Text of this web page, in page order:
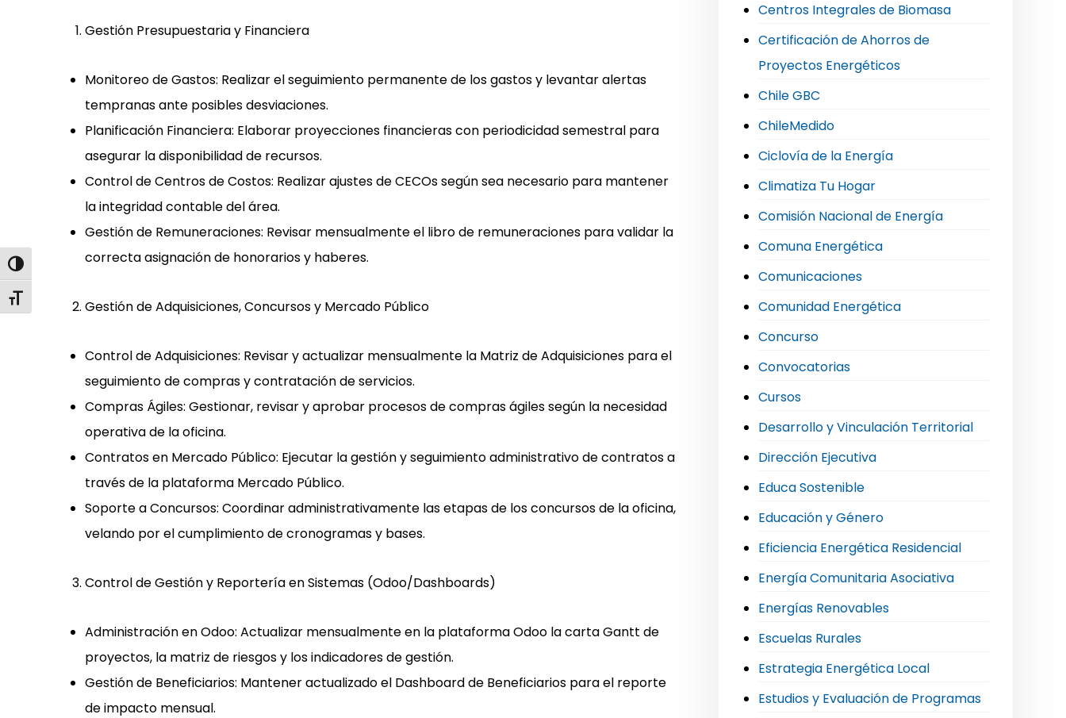
Alternar alto contraste
Alternar tamaño de letra
Gestión Presupuestaria y Financiera
Monitoreo de Gastos: Realizar el seguimiento permanente de los gastos y levantar alertas
tempranas ante posibles desviaciones.
Planificación Financiera: Elaborar proyecciones financieras con periodicidad semestral para
asegurar la disponibilidad de recursos.
Control de Centros de Costos: Realizar ajustes deCECOssegún sea necesario para mantener
la integridad contable del área.
Gestión de Remuneraciones: Revisar mensualmente el libro de remuneraciones para validar la
correcta asignación de honorarios y haberes.
Gestión de Adquisiciones, Concursos y Mercado Público
Control de Adquisiciones: Revisar y actualizar mensualmente la Matriz de Adquisiciones para el
seguimiento de compras y contratación de servicios.
Compras Ágiles: Gestionar, revisar y aprobar procesos decompras ágilessegún la necesidad
operativa de la oficina.
Contratos en Mercado Público: Ejecutar la gestión y seguimiento administrativo de contratos a
través de la plataforma Mercado Público.
Soporte a Concursos: Coordinar administrativamente las etapas de los concursos de la oficina,
velando por el cumplimiento de cronogramas y bases.
Control de Gestión y Reportería en Sistemas (Odoo/Dashboards)
Administración en Odoo: Actualizar mensualmente en la plataformaOdoo la carta Gantt de
proyectos, la matriz de riesgos y los indicadores de gestión.
Gestión de Beneficiarios: Mantener actualizado el Dashboard de Beneficiarios para el reporte
de impacto mensual.
Centros Integrales de Biomasa
Certificación de Ahorros de
Proyectos Energéticos
Chile GBC
ChileMedido
Ciclovía de la Energía
Climatiza Tu Hogar
Comisión Nacional de Energía
Comuna Energética
Comunicaciones
Comunidad Energética
Concurso
Convocatorias
Cursos
Desarrollo y Vinculación Territorial
Dirección Ejecutiva
Educa Sostenible
Educación y Género
Eficiencia Energética Residencial
Energía Comunitaria Asociativa
Energías Renovables
Escuelas Rurales
Estrategia Energética Local
Estudios y Evaluación de Programas